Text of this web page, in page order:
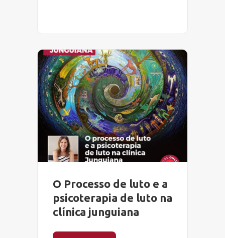
O Processo de luto e a
psicoterapia de luto na
clínica junguiana